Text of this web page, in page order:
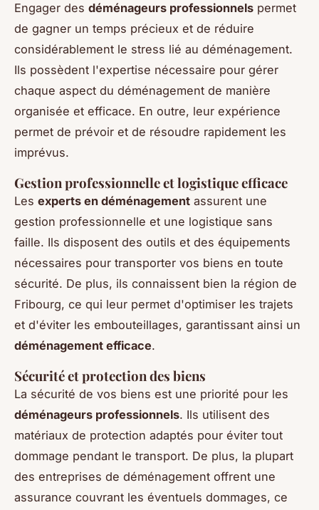
Engager des déménageurs professionnels permet
de gagner un temps précieux et de réduire
considérablement le stress lié au déménagement.
Ils possèdent l'expertise nécessaire pour gérer
chaque aspect du déménagement de manière
organisée et efficace. En outre, leur expérience
permet de prévoir et de résoudre rapidement les
imprévus.
Gestion professionnelle et logistique efficace
Les experts en déménagement assurent une
gestion professionnelle et une logistique sans
faille. Ils disposent des outils et des équipements
nécessaires pour transporter vos biens en toute
sécurité. De plus, ils connaissent bien la région de
Fribourg, ce qui leur permet d'optimiser les trajets
et d'éviter les embouteillages, garantissant ainsi un
déménagement efficace.
Sécurité et protection des biens
La sécurité de vos biens est une priorité pour les
déménageurs professionnels. Ils utilisent des
matériaux de protection adaptés pour éviter tout
dommage pendant le transport. De plus, la plupart
des entreprises de déménagement offrent une
assurance couvrant les éventuels dommages, ce